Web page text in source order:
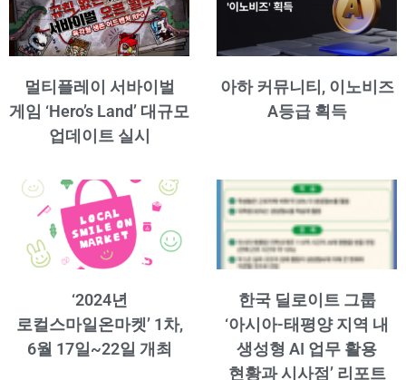
멀티플레이 서바이벌
게임 ‘Hero’s Land’ 대규모
업데이트 실시
아하 커뮤니티, 이노비즈
A등급 획득
‘2024년
로컬스마일온마켓’ 1차,
6월 17일~22일 개최
한국 딜로이트 그룹
‘아시아-태평양 지역 내
생성형 AI 업무 활용
현황과 시사점’ 리포트